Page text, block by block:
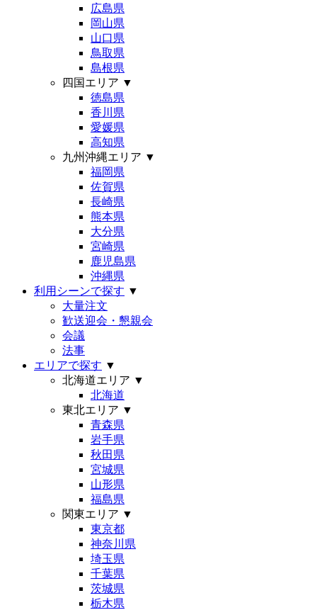
広島県
岡山県
山口県
鳥取県
島根県
四国エリア ▼
徳島県
香川県
愛媛県
高知県
九州沖縄エリア ▼
福岡県
佐賀県
長崎県
熊本県
大分県
宮崎県
鹿児島県
沖縄県
利用シーンで探す ▼
大量注文
歓送迎会・懇親会
会議
法事
エリアで探す ▼
北海道エリア ▼
北海道
東北エリア ▼
青森県
岩手県
秋田県
宮城県
山形県
福島県
関東エリア ▼
東京都
神奈川県
埼玉県
千葉県
茨城県
栃木県